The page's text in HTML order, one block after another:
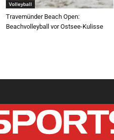
Volleyball
Travemünder Beach Open:
Beachvolleyball vor Ostsee-Kulisse